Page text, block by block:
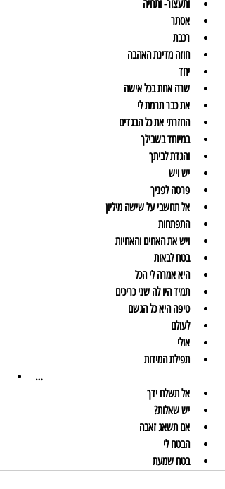
ותעצור- ותחיה
אסתר
רכבת
חוזה מדינת האהבה
יחד
שרה אחת בכל אישה
את כבר תרמת לי
החזרתי את כל הבגדים
במיוחד בשבילך
והגדת לביתך
יש ויש
פרסה לפניך
אל תחשבי על שישה מיליון
התפתחות
ויש את האחים והאחיות
בטח לבאות
היא אמרה לי הכל
תמיד היו לה שני כריכים
טיפה היא כל הגשם
לעולם
אולי
תפילת המידות
…
אל תשלח ידך
יש שאלות?
אם תשאג זאבה
הבטח לי
בטח שמעת